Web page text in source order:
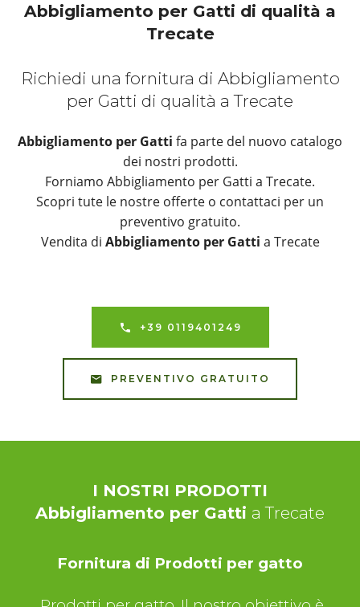
Abbigliamento per Gatti di qualità a
Trecate
Richiedi una fornitura di Abbigliamento
per Gatti di qualità a Trecate
Abbigliamento per Gatti fa parte del nuovo catalogo
dei nostri prodotti.
Forniamo Abbigliamento per Gatti a Trecate.
Scopri tute le nostre offerte o contattaci per un
preventivo gratuito.
Vendita di Abbigliamento per Gatti a Trecate
+39 0119401249
PREVENTIVO GRATUITO
I NOSTRI PRODOTTI
Abbigliamento per Gatti a Trecate
Fornitura di Prodotti per gatto